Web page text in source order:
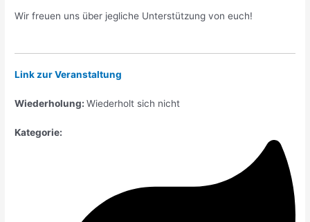
Wir freuen uns über jegliche Unterstützung von euch!
Link zur Veranstaltung
Wiederholung:Wiederholt sich nicht
Kategorie: